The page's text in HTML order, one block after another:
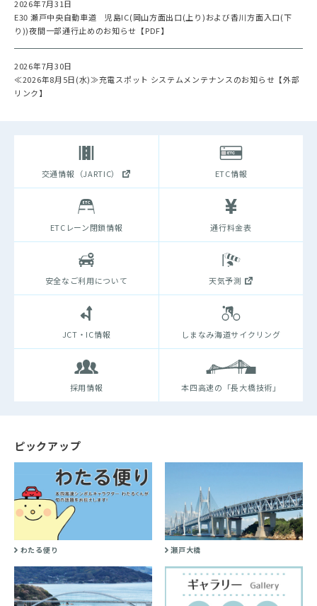
2026年7月31日
E30 瀬戸中央自動車道 児島IC(岡山方面出口(上り)および香川方面入口(下
り))夜間一部通行止めのお知らせ【PDF】
2026年7月30日
≪2026年8月5日(水)≫充電スポット システムメンテナンスのお知らせ【外部
リンク】
交通情報（JARTIC） ETC情報
ETCレーン閉鎖情報 通行料金表
安全なご利用について 天気予測
JCT・IC情報 しまなみ海道サイクリング
採用情報 本四高速の「長大橋技術」
ピックアップ
わたる便り 瀬戸大橋